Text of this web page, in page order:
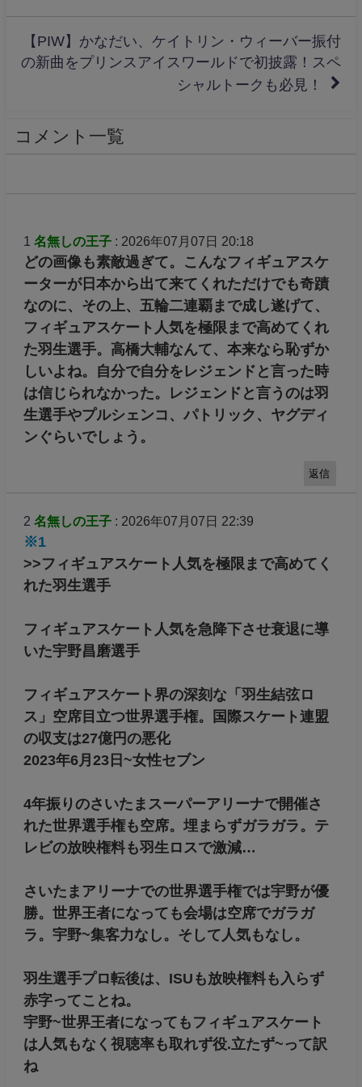
【PIW】かなだい、ケイトリン・ウィーバー振付
の新曲をプリンスアイスワールドで初披露！スペ
シャルトークも必見！
コメント一覧
1 名無しの王子: 2026年07月07日 20:18
どの画像も素敵過ぎて。こんなフィギュアスケ
ーターが日本から出て来てくれただけでも奇蹟
なのに、その上、五輪二連覇まで成し遂げて、
フィギュアスケート人気を極限まで高めてくれ
た羽生選手。高橋大輔なんて、本来なら恥ずか
しいよね。自分で自分をレジェンドと言った時
は信じられなかった。レジェンドと言うのは羽
生選手やプルシェンコ、パトリック、ヤグディ
ンぐらいでしょう。
返信
2 名無しの王子: 2026年07月07日 22:39
※1
>>フィギュアスケート人気を極限まで高めてく
れた羽生選手
フィギュアスケート人気を急降下させ衰退に導
いた宇野昌磨選手
フィギュアスケート界の深刻な「羽生結弦ロ
ス」空席目立つ世界選手権。国際スケート連盟
の収支は27億円の悪化
2023年6月23日~女性セブン
4年振りのさいたまスーパーアリーナで開催さ
れた世界選手権も空席。埋まらずガラガラ。テ
レビの放映権料も羽生ロスで激減…
さいたまアリーナでの世界選手権では宇野が優
勝。世界王者になっても会場は空席でガラガ
ラ。宇野~集客力なし。そして人気もなし。
羽生選手プロ転後は、ISUも放映権料も入らず
赤字ってことね。
宇野~世界王者になってもフィギュアスケート
は人気もなく視聴率も取れず役.立たず~って訳
ね